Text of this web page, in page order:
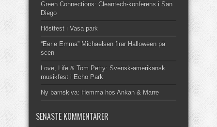
Green Connections: Cleantech-konferens i San
Diego
Höstfest i Vasa park
“Eerie Emma” Michaelsen firar Halloween på
scen
Love, Life & Tom Petty: Svensk-amerikansk
musikfest i Echo Park
Ny barnskiva: Hemma hos Ankan & Marre
SENASTE KOMMENTARER